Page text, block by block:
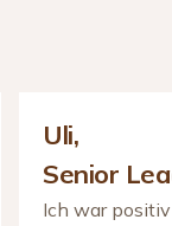
Uli,
Senior
Ich war